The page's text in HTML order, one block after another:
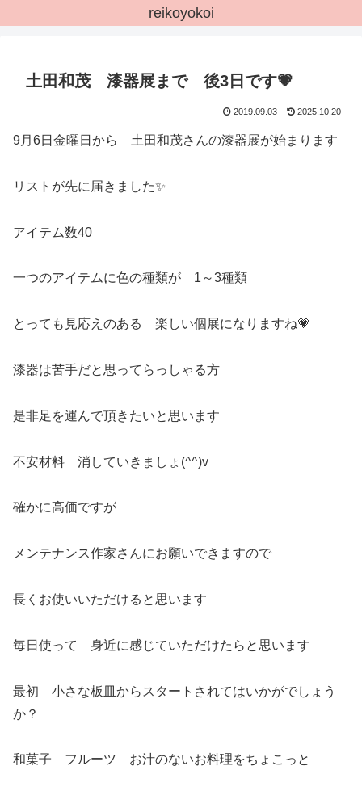
reikoyokoi
土田和茂 漆器展まで 後3日です💗
2019.09.03 2025.10.20
9月6日金曜日から 土田和茂さんの漆器展が始まります
リストが先に届きました✨
アイテム数40
一つのアイテムに色の種類が 1～3種類
とっても見応えのある 楽しい個展になりますね💗
漆器は苦手だと思ってらっしゃる方
是非足を運んで頂きたいと思います
不安材料 消していきましょ(^^)v
確かに高価ですが
メンテナンス作家さんにお願いできますので
長くお使いいただけると思います
毎日使って 身近に感じていただけたらと思います
最初 小さな板皿からスタートされてはいかがでしょう
か？
和菓子 フルーツ お汁のないお料理をちょこっと